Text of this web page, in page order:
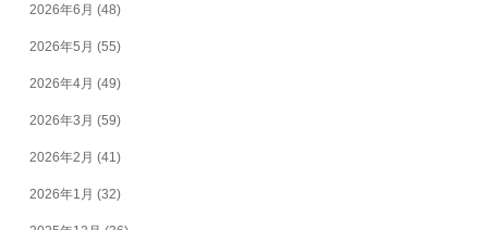
2026年6月 (48)
2026年5月 (55)
2026年4月 (49)
2026年3月 (59)
2026年2月 (41)
2026年1月 (32)